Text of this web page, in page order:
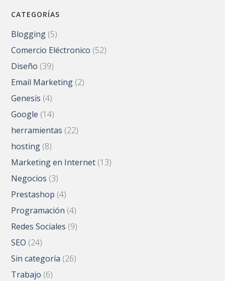
CATEGORÍAS
Blogging (5)
Comercio Eléctronico (52)
Diseño (39)
Email Marketing (2)
Genesis (4)
Google (14)
herramientas (22)
hosting (8)
Marketing en Internet (13)
Negocios (3)
Prestashop (4)
Programación (4)
Redes Sociales (9)
SEO (24)
Sin categoría (26)
Trabajo (6)